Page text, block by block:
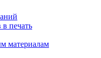
печать
материалам